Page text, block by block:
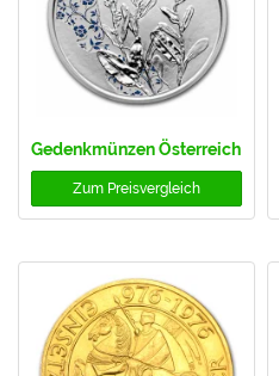
Gedenkmünzen Österreich
Zum Preisvergleich